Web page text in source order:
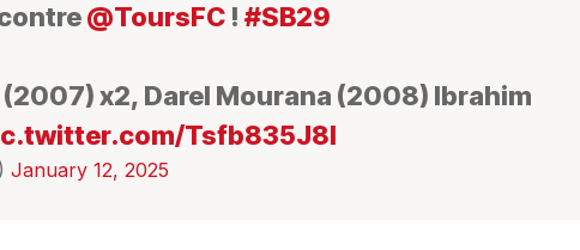
@ToursFC ! #SB29
(2007) x2, Darel Mourana (2008) Ibrahim
Tsfb835J8I
January 12, 2025